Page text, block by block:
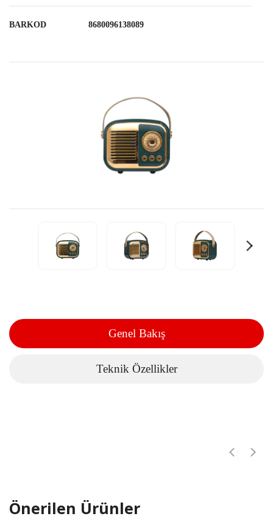
BARKOD 8680096138089
Genel Bakış
Teknik Özellikler
Önerilen Ürünler